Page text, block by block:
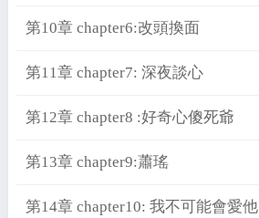
第10章 chapter6:改頭換面
第11章 chapter7: 深夜談心
第12章 chapter8 :好奇心傻死爺
第13章 chapter9:蕭瑤
第14章 chapter10: 我不可能會愛他